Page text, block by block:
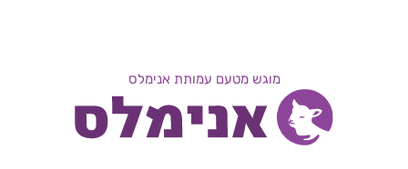
מוגש מטעם עמותת אנימלס